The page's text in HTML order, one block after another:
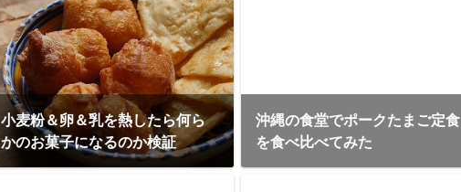
小麦粉＆卵＆乳を熱したら何ら
かのお菓子になるのか検証
沖縄の食堂でポークたまご定食
を食べ比べてみた